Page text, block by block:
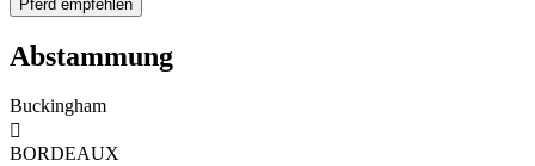
Abstammung
Buckingham

BORDEAUX